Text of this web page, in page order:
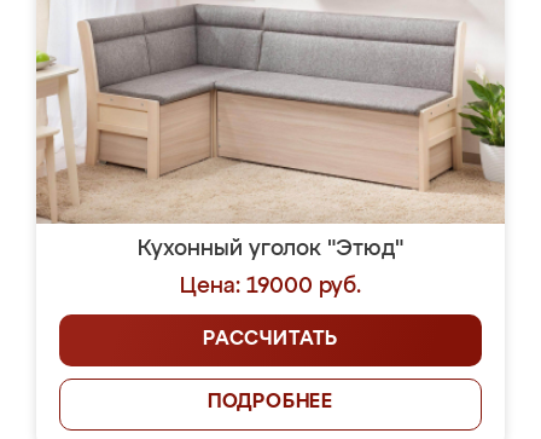
Кухонный уголок "Этюд"
Цена: 19000 руб.
РАССЧИТАТЬ
ПОДРОБНЕЕ